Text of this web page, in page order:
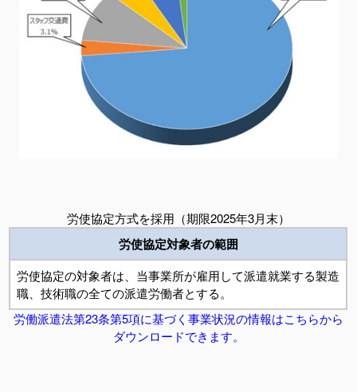
労使協定方式を採用（期限2025年3月末）
労使協定対象者の範囲
労使協定の対象者は、当事業所が雇用して派遣就業する製造
職、技術職の全ての派遣労働者とする。
労働派遣法第23条第5項に基づく事業状況の情報はこちらから
ダウンロードできます。